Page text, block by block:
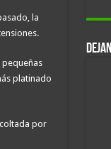
la
platinado
por